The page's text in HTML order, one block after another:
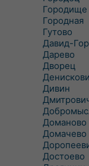
Городище
Городная
Гутово
Давид-
Дарево
Дворец
Дивин
Доманово
Домачево
Достоево